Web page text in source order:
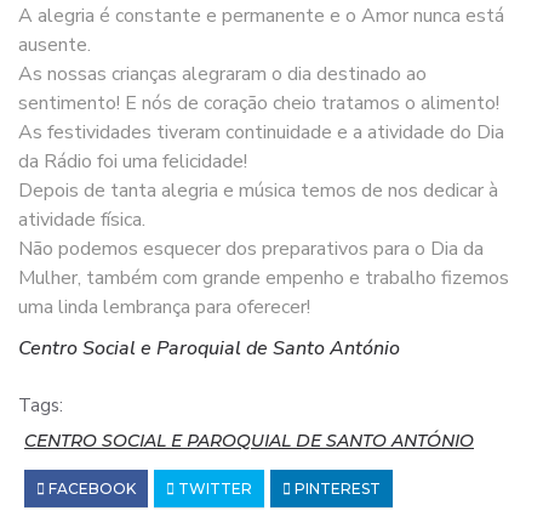
A alegria é constante e permanente e o Amor nunca está
ausente.
As nossas crianças alegraram o dia destinado ao
sentimento! E nós de coração cheio tratamos o alimento!
As festividades tiveram continuidade e a atividade do Dia
da Rádio foi uma felicidade!
Depois de tanta alegria e música temos de nos dedicar à
atividade física.
Não podemos esquecer dos preparativos para o Dia da
Mulher, também com grande empenho e trabalho fizemos
uma linda lembrança para oferecer!
Centro Social e Paroquial de Santo António
Tags:
CENTRO SOCIAL E PAROQUIAL DE SANTO ANTÓNIO
FACEBOOK TWITTER PINTEREST